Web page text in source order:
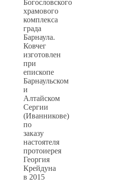
Богословского
храмового
комплекса
града
Барнаула.
Ковчег
изготовлен
при
епископе
Барнаульском
и
Алтайском
Сергии
(Иванникове)
по
заказу
настоятеля
протоиерея
Георгия
Крейдуна
в 2015